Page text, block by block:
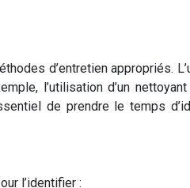
d’entretien appropriés.
l’utilisation d’un
de prendre le temps
l’identifier :